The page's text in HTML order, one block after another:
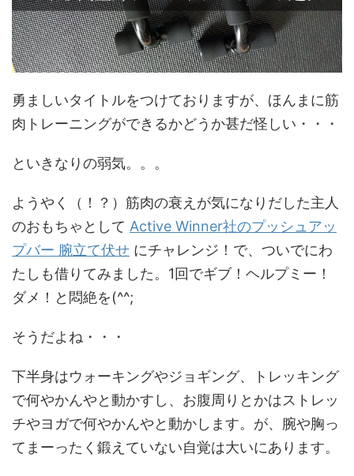
勇ましいタイトルをつけておりますが、ほんまに筋
肉トレーニングができるかどうか甚だ怪しい・・・
といきなりの弱気。。。
ようやく（！？）筋肉の衰えが気になりだした主人
のおもちゃとして Active Winner社のプッシュアッ
プバー 腕立て伏せ にチャレンジ！で、ついでにわ
たしも借りてみました。1回でギブ！ヘルプミー！
ダメ！と悶絶を(^^;
そうだよね・・・
下半身はウォーキングやジョギング、トレッキング
で何やかんやと動かすし、お腹周りとかはストレッ
チやヨガで何やかんやと動かします。が、腕や胸っ
てまーったく鍛えていない自覚は大いにあります。